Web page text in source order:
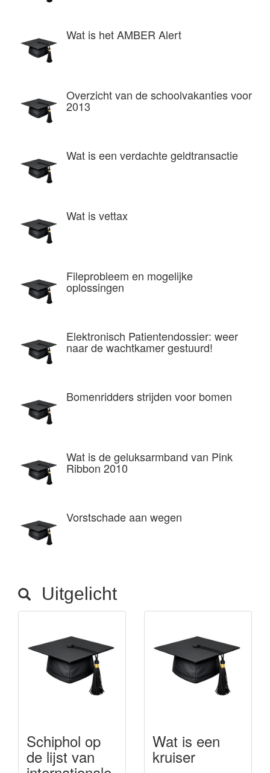
Wat is het AMBER Alert
Overzicht van de schoolvakanties voor
2013
Wat is een verdachte geldtransactie
Wat is vettax
Fileprobleem en mogelijke
oplossingen
Elektronisch Patientendossier: weer
naar de wachtkamer gestuurd!
Bomenridders strijden voor bomen
Wat is de geluksarmband van Pink
Ribbon 2010
Vorstschade aan wegen
Uitgelicht
Schiphol op
de lijst van
Wat is een
kruiser